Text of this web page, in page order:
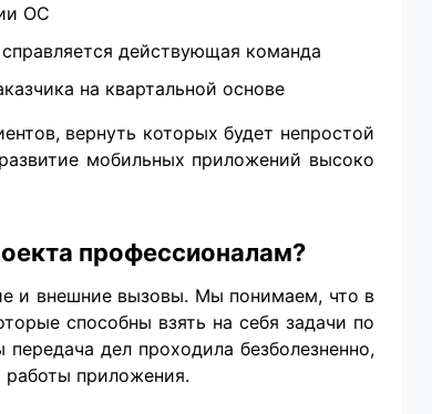
ОС
действующая команда
на квартальной основе
вернуть которых будет непростой
мобильных приложений высоко
профессионалам?
и внешние вызовы. Мы понимаем, что в
способны взять на себя задачи по
дел проходила безболезненно,
работы приложения.